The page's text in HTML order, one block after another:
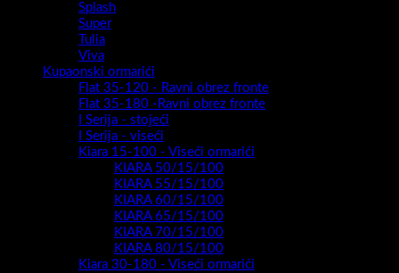
Splash
Super
Tulia
Viva
Kupaonski ormarići
Flat 35-120 - Ravni obrez fronte
Flat 35-180 -Ravni obrez fronte
I Serija - stojeći
I Serija - viseći
Kiara 15-100 - Viseći ormarići
KIARA 50/15/100
KIARA 55/15/100
KIARA 60/15/100
KIARA 65/15/100
KIARA 70/15/100
KIARA 80/15/100
Kiara 30-180 - Viseći ormarići